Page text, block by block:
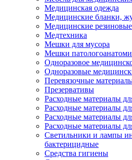
Медицинская одежда
Медицинские бланки,
Медицинские
Медтехника
Мешки для мусора
Мешки
Одноразовое
Одноразовые
Перевязочные
Презервативы
Расходные материалы
Расходные материалы
Расходные материалы
Расходные материалы
Светильники и лампы
бактерицидные
Средства гигиены